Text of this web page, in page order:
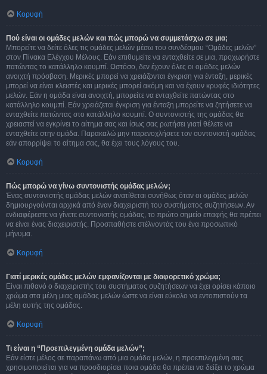
Κορυφή
Πού είναι οι ομάδες μελών και πώς μπορώ να συμμετάσχω σε μια;
Μπορείτε να δείτε όλες τις ομάδες μελών μέσω του συνδέσμου “Ομάδες μελών”
στον Πίνακα Ελέγχου Μέλους. Εάν επιθυμείτε να ενταχθείτε σε μια, προχωρήστε
πατώντας το κατάλληλο κουμπί. Ωστόσο, δεν έχουν όλες οι ομάδες μελών
ανοιχτή πρόσβαση. Μερικές μπορεί να χρειάζονται έγκριση για ένταξη, μερικές
μπορεί να είναι κλειστές και μερικές μπορεί ακόμη και να έχουν κρυφές ιδιότητες
μελών. Εάν η ομάδα είναι ανοιχτή, μπορείτε να ενταχθείτε πατώντας στο
κατάλληλο κουμπί. Εάν χρειάζεται έγκριση για ένταξη μπορείτε να ζητήσετε να
ενταχθείτε πατώντας στο κατάλληλο κουμπί. Ο συντονιστής της ομάδας θα
χρειαστεί να εγκρίνει το αίτημα σας και ίσως σας ρωτήσει γιατί θέλετε να
ενταχθείτε στην ομάδα. Παρακαλώ μην παρενοχλήσετε τον συντονιστή ομάδας
εάν απορρίψει το αίτημα σας, θα έχει τους λόγους του.
Κορυφή
Πώς μπορώ να γίνω συντονιστής ομάδας μελών;
Ένας συντονιστής ομάδας μελών ανατίθεται συνήθως όταν οι ομάδες μελών
δημιουργούνται αρχικά από έναν διαχειριστή του συστήματος συζητήσεων. Αν
ενδιαφέρεστε να γίνετε συντονιστής ομάδας, το πρώτο σημείο επαφής θα πρέπει
να είναι ένας διαχειριστής. Προσπαθήστε στέλνοντάς του ένα προσωπικό
μήνυμα.
Κορυφή
Γιατί μερικές ομάδες μελών εμφανίζονται με διαφορετικό χρώμα;
Είναι πιθανό ο διαχειριστής του συστήματος συζητήσεων να έχει ορίσει κάποιο
χρώμα στα μέλη μιας ομάδας μελών ώστε να είναι εύκολο να εντοπιστούν τα
μέλη αυτής της ομάδας.
Κορυφή
Τι είναι η “Προεπιλεγμένη ομάδα μελών”;
Εάν είστε μέλος σε παραπάνω από μια ομάδα μελών, η προεπιλεγμένη σας
χρησιμοποιείται για να προσδιορίσει ποια ομάδα θα πρέπει να δείξει το χρώμα